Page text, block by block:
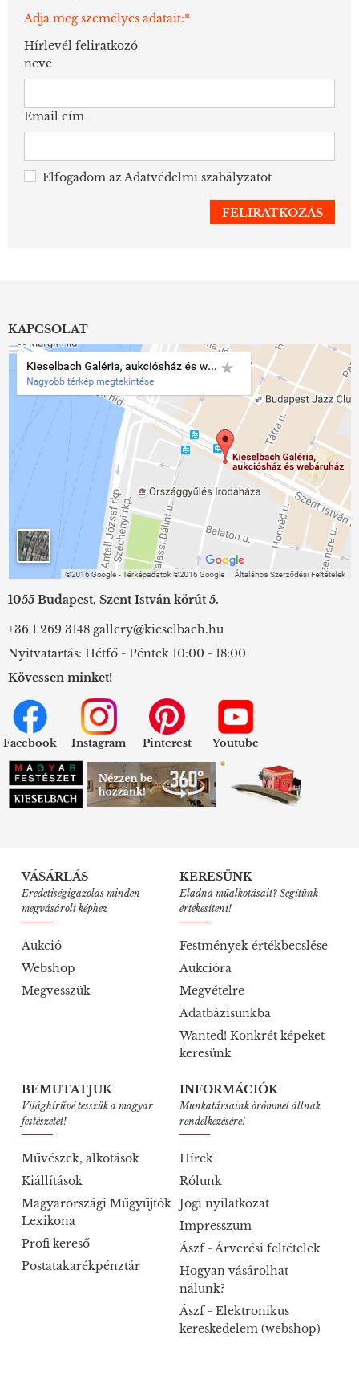
Adja meg személyes adatait:*
Hírlevél feliratkozó
neve
Email cím
Elfogadom azAdatvédelmi szabályzatot
KAPCSOLAT
1055 Budapest, Szent István körút 5.
+36 1 269 3148 gallery@kieselbach.hu
Nyitvatartás: Hétfő - Péntek 10:00 - 18:00
Kövessen minket!
Facebook Instagram Pinterest Youtube
VÁSÁRLÁS
Eredetiségigazolás minden
megvásárolt képhez
Aukció
Webshop
Megvesszük
KERESÜNK
Eladná műalkotásait? Segítünk
értékesíteni!
Festmények értékbecslése
Aukcióra
Megvételre
Adatbázisunkba
Wanted! Konkrét képeket
keresünk
BEMUTATJUK
Világhírűvé tesszük a magyar
festészetet!
Művészek, alkotások
Kiállítások
Magyarországi Műgyűjtők
Lexikona
Profi kereső
Postatakarékpénztár
INFORMÁCIÓK
Munkatársaink örömmel állnak
rendelkezésére!
Hírek
Rólunk
Jogi nyilatkozat
Impresszum
Ászf - Árverési feltételek
Hogyan vásárolhat
nálunk?
Ászf - Elektronikus
kereskedelem (webshop)